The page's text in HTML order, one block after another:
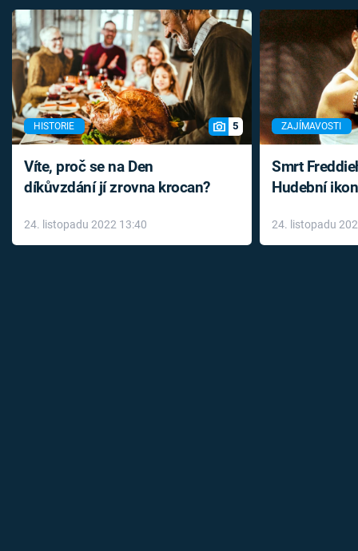
HISTORIE 5
Víte, proč se na Den
díkůvzdání jí zrovna krocan?
24. listopadu 2022 13:40
ZAJÍMAVOSTI
Smrt
Hudební
léky
24. listopadu